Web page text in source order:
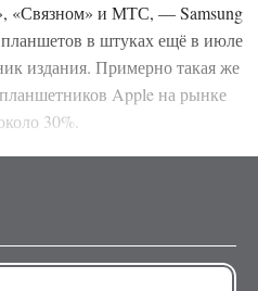
«Связном» и МТС, —Samsung
в штуках ещё в июле
издания. Примерно такая же
Apple на рынке
30%.